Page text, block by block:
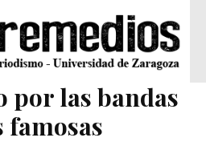
por las bandas
famosas